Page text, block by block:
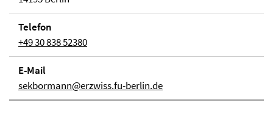
Telefon
+49 30 838 52380
E-Mail
sekbormann@erzwiss.fu-berlin.de